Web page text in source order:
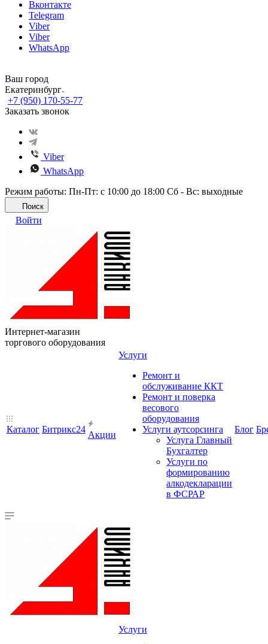
Вконтакте
Telegram
Viber
Viber
WhatsApp
Ваш город
Екатеринбург
+7 (950) 170-55-77
Заказать звонок
Viber
WhatsApp
Режим работы: Пн-Пт: с 10:00 до 18:00 Сб - Вс: выходные
Поиск
Войти
Интернет-магазин
торгового оборудования
Каталог Битрикс24
Акции
Услуги
Ремонт и
обслуживание ККТ
Ремонт и поверка
весового
оборудования
Услуги аутсорсинга
Услуга Главный
Бухгалтер
Услуги по
формированию
алкодекларации
в ФСРАР
Блог
Услуги